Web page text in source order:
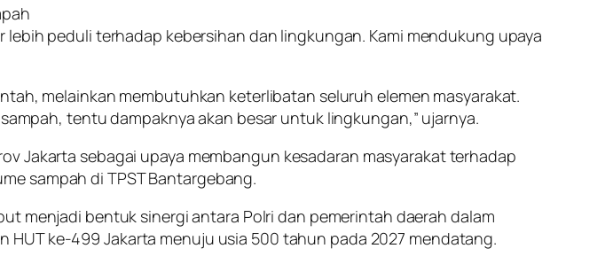
peduli terhadap kebersihan dan lingkungan. Kami mendukung upaya
melainkan membutuhkan keterlibatan seluruh elemen masyarakat.
tentu dampaknya akan besar untuk lingkungan,” ujarnya.
Jakarta sebagai upaya membangun kesadaran masyarakat terhadap
sampah di TPST Bantargebang.
menjadi bentuk sinergi antara Polri dan pemerintah daerah dalam
ke-499 Jakarta menuju usia 500 tahun pada 2027 mendatang.